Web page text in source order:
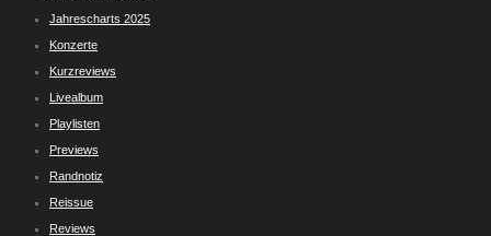
Jahrescharts 2025
Konzerte
Kurzreviews
Livealbum
Playlisten
Previews
Randnotiz
Reissue
Reviews